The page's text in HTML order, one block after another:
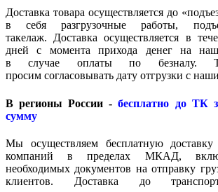
Доставка товара осуществляется до
в себя разгрузочные работы,
такелаж. Доставка осуществляется в
дней с момента прихода денег на наш
в случае оплаты по безналу.
просим согласовывать дату отгрузки с
В регионы России -бесплатно до ТК
сумму
Мы осуществляем бесплатную
компаний в пределах МКАД,
необходимых документов на отправку
клиентов. Доставка до